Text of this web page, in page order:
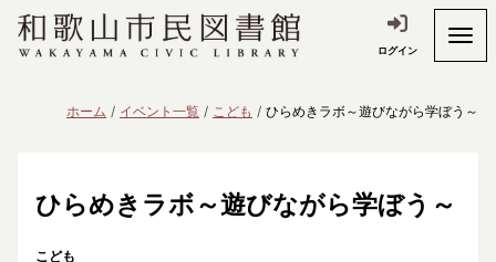
ログイン
ホーム イベント一覧 こども ひらめきラボ～遊びながら学ぼう～
ひらめきラボ～遊びながら学ぼう～
こども